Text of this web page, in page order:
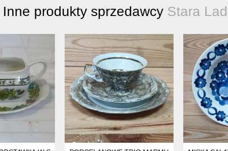
Inne produkty sprzedawcy Stara